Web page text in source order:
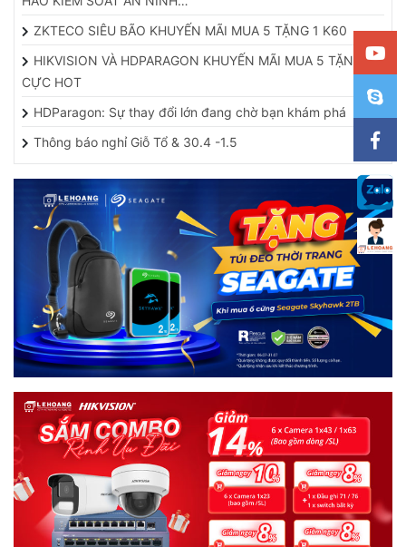
ZKTECO SIÊU BÃO KHUYẾN MÃI MUA 5 TẶNG 1 K60
HIKVISION VÀ HDPARAGON KHUYẾN MÃI MUA 5 TẶNG 1
CỰC HOT
HDParagon: Sự thay đổi lớn đang chờ bạn khám phá
Thông báo nghỉ Giỗ Tổ & 30.4 -1.5